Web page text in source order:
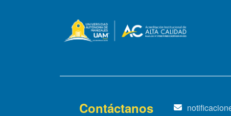
Contáctanos